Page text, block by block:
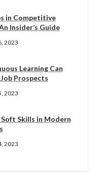
in Competitive
Insider’s Guide
2023
Learning Can
Prospects
2023
Soft Skills in Modern
2023